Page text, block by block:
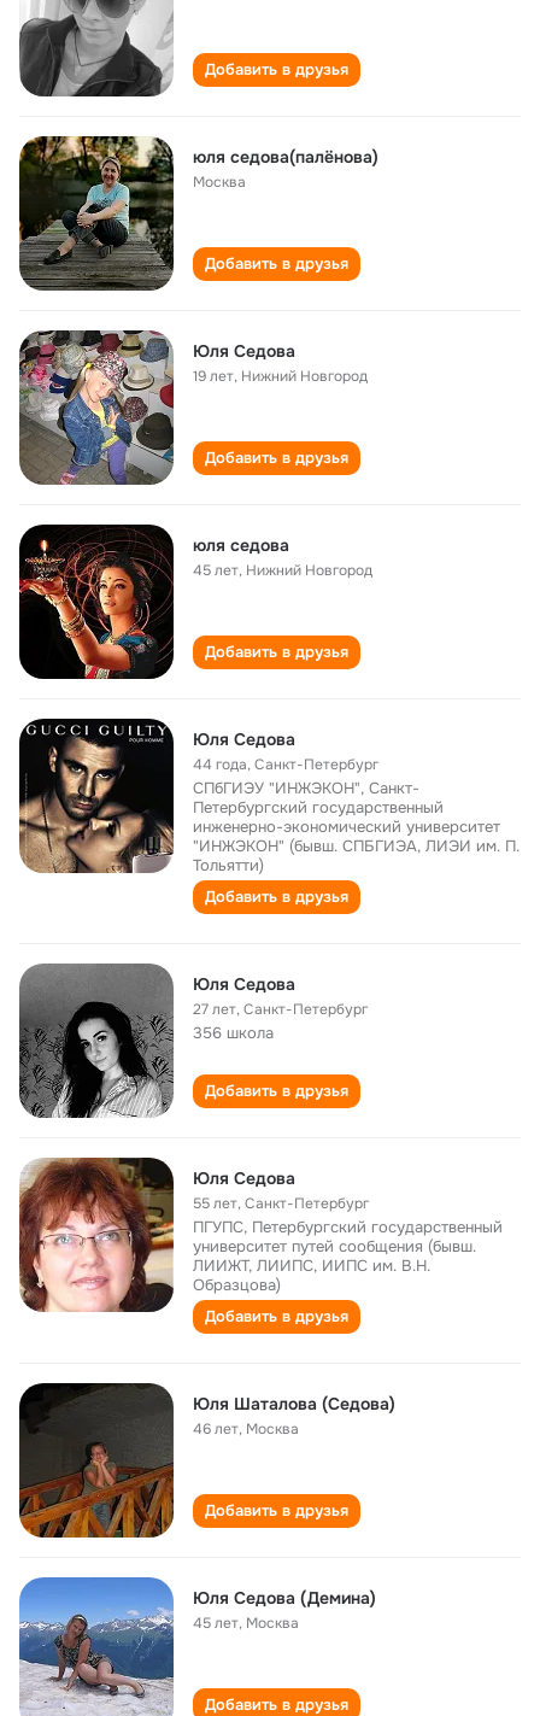
Добавить в друзья
юля седова(палёнова)
Москва
Добавить в друзья
Юля Седова
19 лет, Нижний Новгород
Добавить в друзья
юля седова
45 лет, Нижний Новгород
Добавить в друзья
Юля Седова
44 года,Санкт-Петербург
СПбГИЭУ "ИНЖЭКОН", Санкт-
Петербургский государственный
инженерно-экономический университет
"ИНЖЭКОН" (бывш. СПБГИЭА, ЛИЭИ им. П.
Тольятти)
Добавить в друзья
Юля Седова
27 лет,Санкт-Петербург
356 школа
Добавить в друзья
Юля Седова
55 лет,Санкт-Петербург
ПГУПС, Петербургский государственный
университет путей сообщения (бывш.
ЛИИЖТ, ЛИИПС, ИИПС им. В.Н.
Образцова)
Добавить в друзья
Юля Шаталова (Седова)
46 лет, Москва
Добавить в друзья
Юля Седова (Демина)
45 лет, Москва
Добавить в друзья